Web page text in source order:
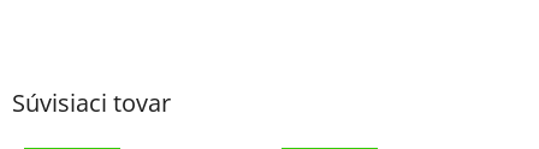
Súvisiaci tovar